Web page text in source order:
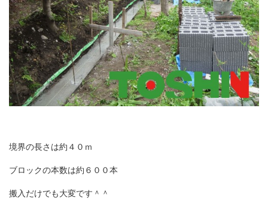
境界の長さは約４０ｍ
ブロックの本数は約６００本
搬入だけでも大変です＾＾